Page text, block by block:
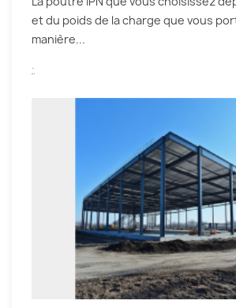
et du poids de la charge que vous
manière...
.